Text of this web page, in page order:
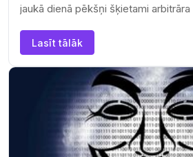
jaukā dienā pēkšņi šķietami arbitrāra
Lasīt tālāk